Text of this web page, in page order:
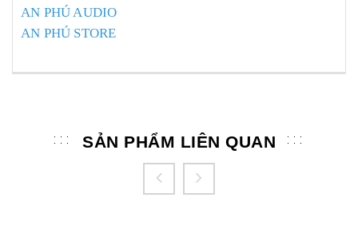
AN PHÚ AUDIO
AN PHÚ STORE
SẢN PHẨM LIÊN QUAN